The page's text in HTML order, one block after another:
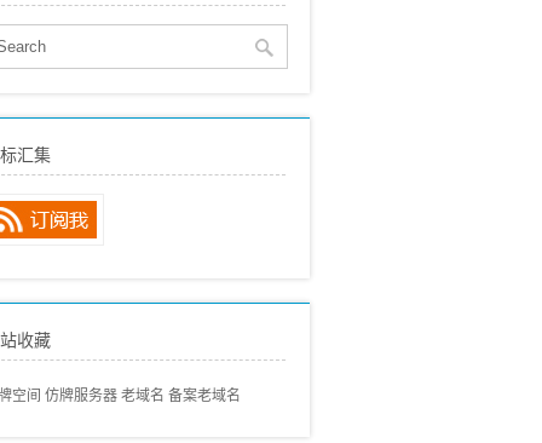
动态(89)
经验分享(97)
常见问题
外搜索引擎(46)
汇集
收藏
空间 仿牌服务器 老域名 备案老域名